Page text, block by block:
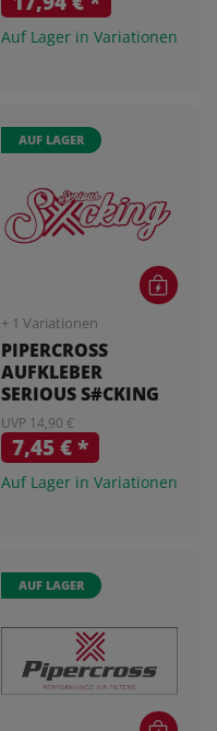
Auf Lager in Variationen
AUF LAGER
+ 1 Variationen
PIPERCROSS
AUFKLEBER
SERIOUS S#CKING
UVP 14,90 €
7,45 €*
Auf Lager in Variationen
AUF LAGER